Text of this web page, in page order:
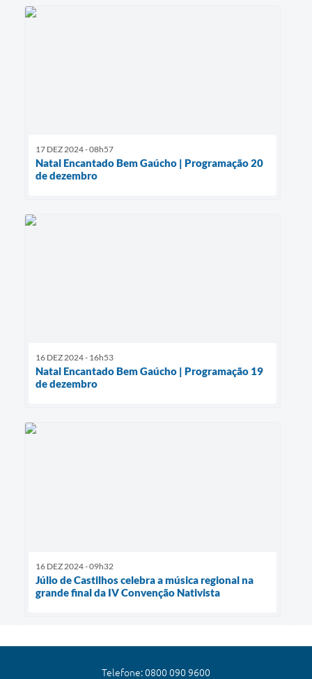
17 DEZ 2024 - 08h57
Natal Encantado Bem Gaúcho | Programação 20
de dezembro
16 DEZ 2024 - 16h53
Natal Encantado Bem Gaúcho | Programação 19
de dezembro
16 DEZ 2024 - 09h32
Júlio de Castilhos celebra a música regional na
grande final da IV Convenção Nativista
Telefone: 0800 090 9600